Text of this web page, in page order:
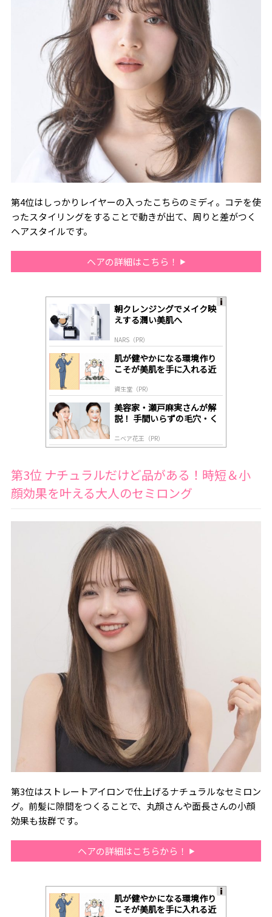
第4位はしっかりレイヤーの入ったこちらのミディ。コテを使
ったスタイリングをすることで動きが出て、周りと差がつく
ヘアスタイルです。
ヘアの詳細はこちら！
朝クレンジングでメイク映
えする潤い美肌へ
NARS（PR）
肌が健やかになる環境作り
こそが美肌を手に入れる近
資生堂（PR）
美容家・瀬戸麻実さんが解
説！ 手間いらずの毛穴・く
ニベア花王（PR）
第3位 ナチュラルだけど品がある！時短＆小
顔効果を叶える大人のセミロング
第3位はストレートアイロンで仕上げるナチュラルなセミロン
グ。前髪に隙間をつくることで、丸顔さんや面長さんの小顔
効果も抜群です。
ヘアの詳細はこちらから！
肌が健やかになる環境作り
こそが美肌を手に入れる近